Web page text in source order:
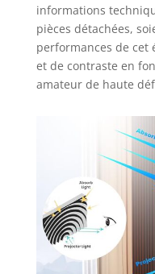
informations
pièces détachées,
performances de cet
et de contraste en
amateur de haute